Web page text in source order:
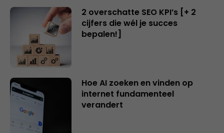
2 overschatte SEO KPI’s [+ 2
cijfers die wél je succes
bepalen!]
Hoe AI zoeken en vinden op
internet fundamenteel
verandert